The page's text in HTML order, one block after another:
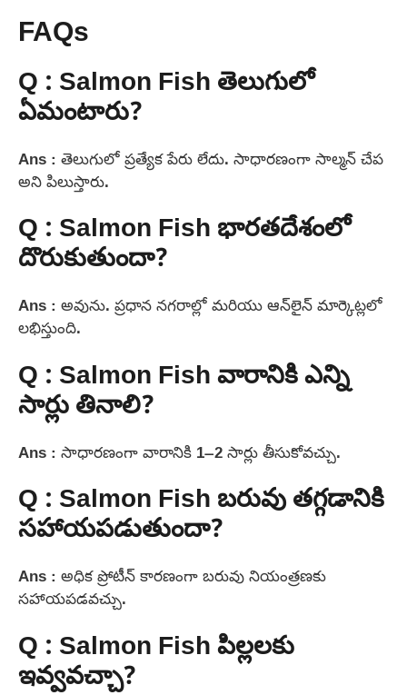
FAQs
Q : Salmon Fish తెలుగులో
ఏమంటారు?
Ans : తెలుగులో ప్రత్యేక పేరు లేదు. సాధారణంగా సాల్మన్ చేప
అని పిలుస్తారు.
Q : Salmon Fish భారతదేశంలో
దొరుకుతుందా?
Ans : అవును. ప్రధాన నగరాల్లో మరియు ఆన్‌లైన్ మార్కెట్లలో
లభిస్తుంది.
Q : Salmon Fish వారానికి ఎన్ని
సార్లు తినాలి?
Ans : సాధారణంగా వారానికి 1–2 సార్లు తీసుకోవచ్చు.
Q : Salmon Fish బరువు తగ్గడానికి
సహాయపడుతుందా?
Ans : అధిక ప్రోటీన్ కారణంగా బరువు నియంత్రణకు
సహాయపడవచ్చు.
Q : Salmon Fish పిల్లలకు
ఇవ్వవచ్చా?